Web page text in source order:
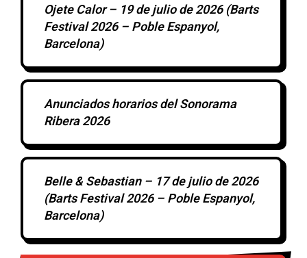
Ojete Calor – 19 de julio de 2026 (Barts
Festival 2026 – Poble Espanyol,
Barcelona)
Anunciados horarios del Sonorama
Ribera 2026
Belle & Sebastian – 17 de julio de 2026
(Barts Festival 2026 – Poble Espanyol,
Barcelona)